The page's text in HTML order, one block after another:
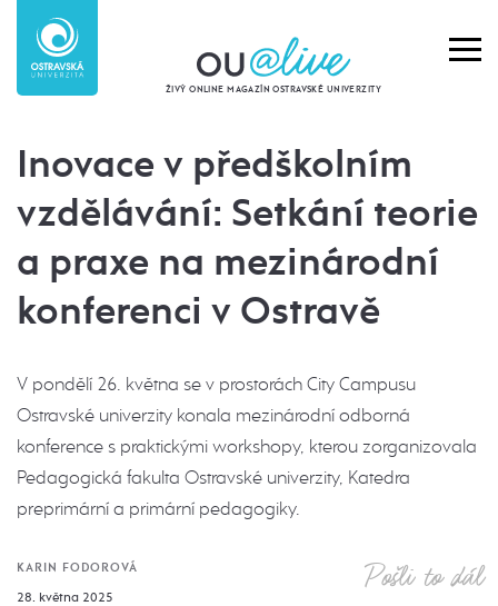
ŽIVÝ ONLINE MAGAZÍN OSTRAVSKÉ UNIVERZITY
Inovace v předškolním
vzdělávání: Setkání teorie
a praxe na mezinárodní
konferenci v Ostravě
V pondělí 26. května se v prostorách City Campusu
Ostravské univerzity konala mezinárodní odborná
konference s praktickými workshopy, kterou zorganizovala
Pedagogická fakulta Ostravské univerzity, Katedra
preprimární a primární pedagogiky.
KARIN FODOROVÁ
28. května 2025
Pošli to dál